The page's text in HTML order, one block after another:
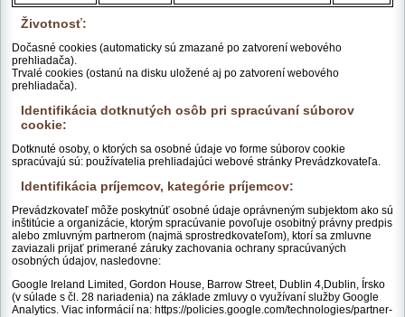
Životnosť:
Dočasné cookies (automaticky sú zmazané po zatvorení webového
prehliadača).
Trvalé cookies (ostanú na disku uložené aj po zatvorení webového
prehliadača).
Identifikácia dotknutých osôb pri spracúvaní súborov
cookie:
Dotknuté osoby, o ktorých sa osobné údaje vo forme súborov cookie
spracúvajú sú: používatelia prehliadajúci webové stránky Prevádzkovateľa.
Identifikácia príjemcov, kategórie príjemcov:
Prevádzkovateľ môže poskytnúť osobné údaje oprávneným subjektom ako sú
inštitúcie a organizácie, ktorým spracúvanie povoľuje osobitný právny predpis
alebo zmluvným partnerom (najmä sprostredkovateľom), ktorí sa zmluvne
zaviazali prijať primerané záruky zachovania ochrany spracúvaných
osobných údajov, nasledovne:
Google Ireland Limited, Gordon House, Barrow Street, Dublin 4,Dublin, Írsko
(v súlade s čl. 28 nariadenia) na základe zmluvy o využívaní služby Google
Analytics. Viac informácií na: https://policies.google.com/technologies/partner-